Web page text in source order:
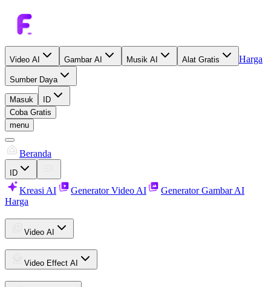
Video AI Gambar AI Musik AI Alat Gratis Harga
Sumber Daya
Masuk
ID
Coba Gratis
menu
Beranda
ID
Kreasi AI Generator Video AI
Generator Gambar AI
Harga
Video AI
Video Effect AI